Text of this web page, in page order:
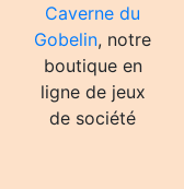
Caverne du
Gobelin, notre
boutique en
ligne de jeux
de société